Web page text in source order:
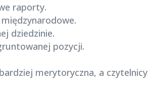
raporty.
dziedzinie.
pozycji.
merytoryczna, a